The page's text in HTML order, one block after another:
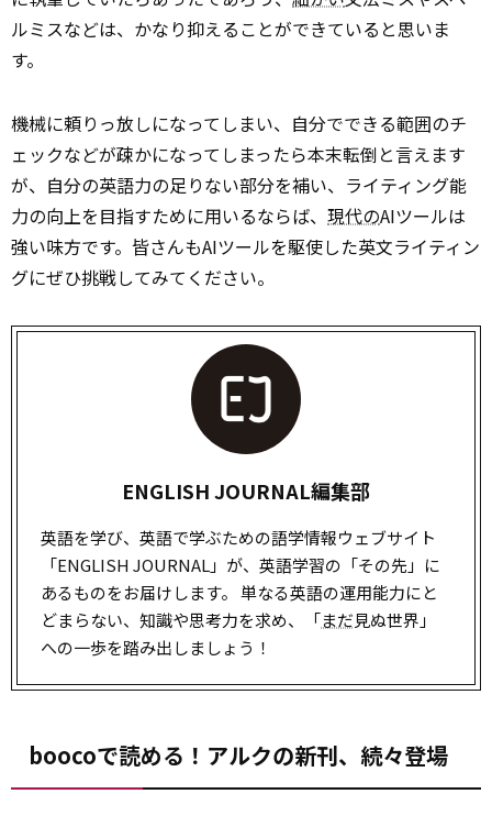
ルミスなどは、かなり抑えることができていると思いま
す。
機械に頼りっ放しになってしまい、自分でできる範囲のチ
ェックなどが疎かになってしまったら本末転倒と言えます
が、自分の英語力の足りない部分を補い、ライティング能
力の向上を目指すために用いるならば、 現代のAIツールは
強い味方です。皆さんもAIツールを駆使した英文ライティン
グにぜひ挑戦してみてください。
ENGLISH JOURNAL編集部
英語を学び、英語で学ぶための語学情報ウェブサイト
「ENGLISH JOURNAL」が、英語学習の「その先」に
あるものをお届けします。 単なる英語の運用能力にと
どまらない、知識や思考力を求め、「まだ見ぬ世界」
への一歩を踏み出しましょう！
boocoで読める！アルクの新刊、続々登場